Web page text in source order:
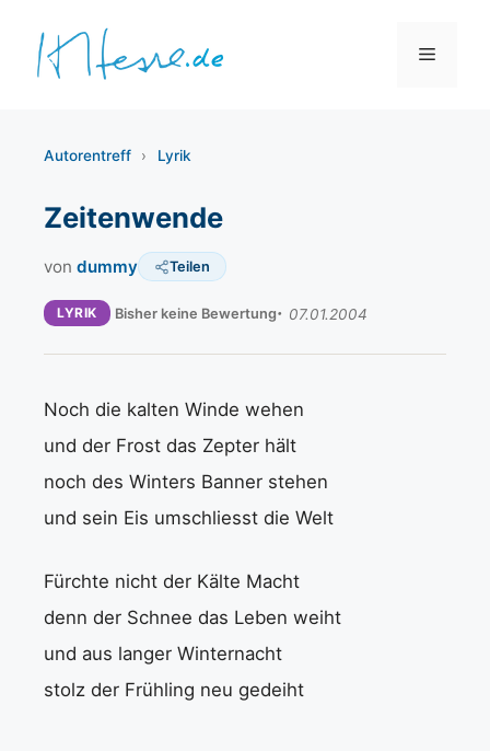
Inhalt
springen
Menü
Autorentreff › Lyrik
Zeitenwende
von dummy Teilen
LYRIK Bisher keine Bewertung 07.01.2004
Noch die kalten Winde wehen
und der Frost das Zepter hält
noch des Winters Banner stehen
und sein Eis umschliesst die Welt
Fürchte nicht der Kälte Macht
denn der Schnee das Leben weiht
und aus langer Winternacht
stolz der Frühling neu gedeiht